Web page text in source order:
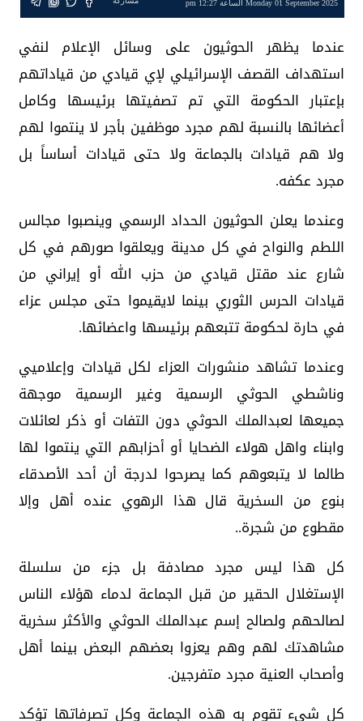
Monday 01 September 2025 الساعة 12:27 pm
عندما يظهر الحوثيون على وسائل الإعلام لنفي
استهداف القصف الإسرائيلي لإي قيادي من قياداتهم
بإعتبار الحكومة التي تم تصفيتها برئيسها وكامل
أعضائها بالنسبة لهم مجرد موظفين بأجر لا ينتموا لهم
ولا هم قيادات بالجماعة ولا حتى قيادات أساساً بل
مجرد عكفه.
وعندما يعلن الحوثيون الحداد الرسمي وينصبوا مجالس
اللطم والنواح في كل مدينة ويعلقوا صورهم في كل
شارع عند مقتل قيادي من حزب الله أو إيراني من
قيادات الحرس الثوري بينما لايقيموا حتى مجلس عزاء
في حارة لحكومة تتبعهم برئيسها واعضائها.
وعندما تشاهد منشورات العزاء لكل قيادات وإعلاميي
وناشطي الحوثي الرسمية وغير الرسمية موجهة
جميعها لعبدالملك الحوثي دون التفات أو ذكر لعائلات
وابناء واهل هولاء الضحايا أو أحزابهم التي ينتموا لها
طالما لا يتبعوهم كما يصرحوا لدرجة أن أحد الأصدقاء
بنوع من السخرية قال هذا الرهوي عنده أهل وإلا
مقطوع من شجرة..
كل هذا ليس مجرد مصادفة بل جزء من سلسلة
الإستغلال الحقير من قبل الجماعة لدماء هؤلاء الناس
لصالحهم ولصالح إسم عبدالملك الحوثي والأكثر سخرية
مشاهدتك لهم وهم يعزوا بعضهم البعض بينما أهل
وأصحاب العنية مجرد متفرجين.
كل شيء تقوم به هذه الجماعة وكل تصرفاتها تؤكد